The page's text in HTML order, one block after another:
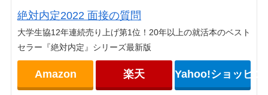
絶対内定2022 面接の質問
大学生協12年連続売り上げ第1位！20年以上の就活本のベスト
セラー『絶対内定』シリーズ最新版
Amazon 楽天 Yahoo!ショッピン